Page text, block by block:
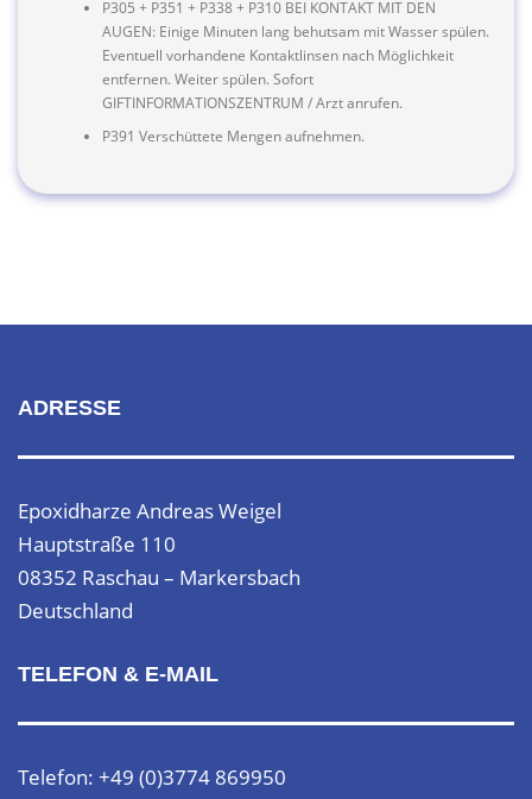
P305 + P351 + P338 + P310 BEI KONTAKT MIT DEN
AUGEN: Einige Minuten lang behutsam mit Wasser spülen.
Eventuell vorhandene Kontaktlinsen nach Möglichkeit
entfernen. Weiter spülen. Sofort
GIFTINFORMATIONSZENTRUM / Arzt anrufen.
P391 Verschüttete Mengen aufnehmen.
ADRESSE
Epoxidharze Andreas Weigel
Hauptstraße 110
08352 Raschau – Markersbach
Deutschland
TELEFON & E-MAIL
Telefon: +49 (0)3774 869950